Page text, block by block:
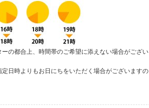
の都合上、時間帯のご希望に添えない場合がござい
日時よりもお日にちをいただく場合がございますの